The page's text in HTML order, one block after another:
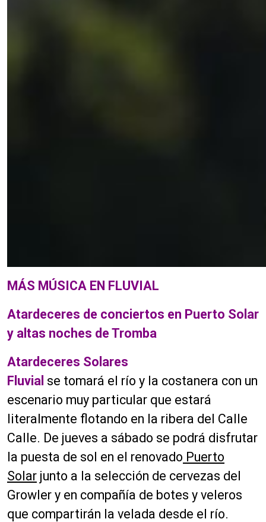
MÁS MÚSICA EN FLUVIAL
Atardeceres de conciertos en Puerto Solar
y altas noches de Tromba
Atardeceres Solares
Fluvial se tomará el río y la costanera con un
escenario muy particular que estará
literalmente flotando en la ribera del Calle
Calle. De jueves a sábado se podrá disfrutar
la puesta de sol en el renovado Puerto
Solar junto a la selección de cervezas del
Growler y en compañía de botes y veleros
que compartirán la velada desde el río.